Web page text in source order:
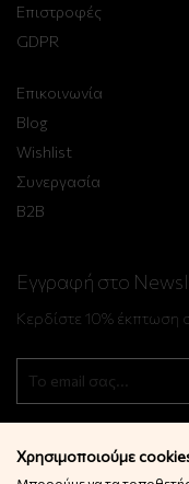
Επιστροφές
GDPR
Επικοινωνία
Blog
Wishlist
Συνεργασία
B2B
Εγγραφή στο
Κερδίστε 10% έκπτωση
Χρησιμοποιούμε